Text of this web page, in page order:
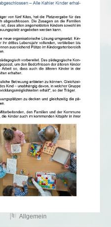
Allgemein